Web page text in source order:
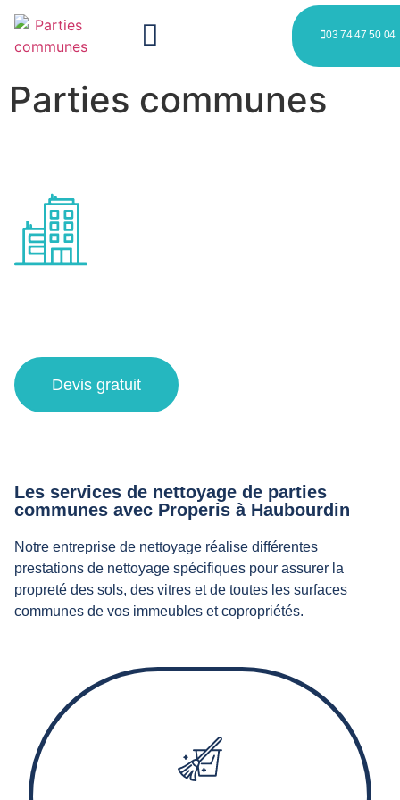
03 74 47 50 04
Parties communes
Devis gratuit
Les services de nettoyage de parties
communes avec Properis à Haubourdin
Notre entreprise de nettoyage réalise différentes
prestations de nettoyage spécifiques pour assurer la
propreté des sols, des vitres et de toutes les surfaces
communes de vos immeubles et copropriétés.
Nos agents d’entretien effectuent le balayage,